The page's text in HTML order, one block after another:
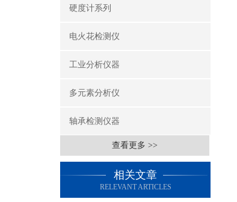
硬度计系列
电火花检测仪
工业分析仪器
多元素分析仪
轴承检测仪器
查看更多 >>
相关文章
RELEVANT ARTICLES